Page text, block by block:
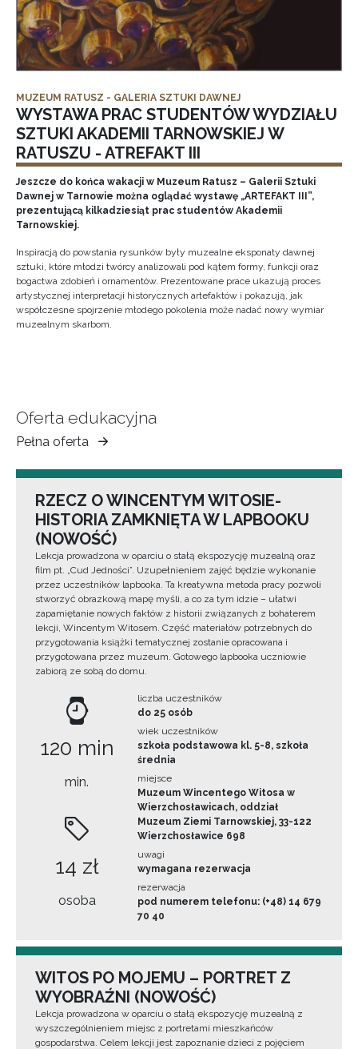
MUZEUM RATUSZ - GALERIA SZTUKI DAWNEJ
WYSTAWA PRAC STUDENTÓW WYDZIAŁU
SZTUKI AKADEMII TARNOWSKIEJ W
RATUSZU - ATREFAKT III
Jeszcze do końca wakacji w Muzeum Ratusz – Galerii Sztuki
Dawnej w Tarnowie można oglądać wystawę „ARTEFAKT III”,
prezentującą kilkadziesiąt prac studentów Akademii
Tarnowskiej.
Inspiracją do powstania rysunków były muzealne eksponaty dawnej
sztuki, które młodzi twórcy analizowali pod kątem formy, funkcji oraz
bogactwa zdobień i ornamentów. Prezentowane prace ukazują proces
artystycznej interpretacji historycznych artefaktów i pokazują, jak
współczesne spojrzenie młodego pokolenia może nadać nowy wymiar
muzealnym skarbom.
Oferta edukacyjna
Pełna oferta
Muzeum
Ziemi
RZECZ O WINCENTYM WITOSIE-
HISTORIA ZAMKNIĘTA W LAPBOOKU
(NOWOŚĆ)
Lekcja prowadzona w oparciu o stałą ekspozycję muzealną oraz
film pt. „Cud Jedności”. Uzupełnieniem zajęć będzie wykonanie
przez uczestników lapbooka. Ta kreatywna metoda pracy pozwoli
stworzyć obrazkową mapę myśli, a co za tym idzie – ułatwi
zapamiętanie nowych faktów z historii związanych z bohaterem
lekcji, Wincentym Witosem. Część materiałów potrzebnych do
przygotowania książki tematycznej zostanie opracowana i
przygotowana przez muzeum. Gotowego lapbooka uczniowie
zabiorą ze sobą do domu.
120 min
min.
14 zł
osoba
liczba uczestników
do 25 osób
wiek uczestników
szkoła podstawowa kl. 5-8, szkoła
średnia
miejsce
Muzeum Wincentego Witosa w
Wierzchosławicach, oddział
Muzeum Ziemi Tarnowskiej, 33-122
Wierzchosławice 698
uwagi
wymagana rezerwacja
rezerwacja
pod numerem telefonu: (+48) 14 679
70 40
WITOS PO MOJEMU – PORTRET Z
WYOBRAŹNI (NOWOŚĆ)
Lekcja prowadzona w oparciu o stałą ekspozycję muzealną z
wyszczególnieniem miejsc z portretami mieszkańców
gospodarstwa. Celem lekcji jest zapoznanie dzieci z pojęciem